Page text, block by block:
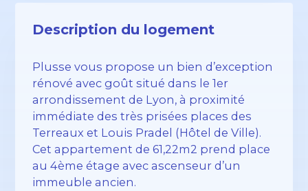
Description du logement
Plusse vous propose un bien d’exception
rénové avec goût situé dans le 1er
arrondissement de Lyon, à proximité
immédiate des très prisées places des
Terreaux et Louis Pradel (Hôtel de Ville).
Cet appartement de 61,22m2 prend place
au 4ème étage avec ascenseur d’un
immeuble ancien.